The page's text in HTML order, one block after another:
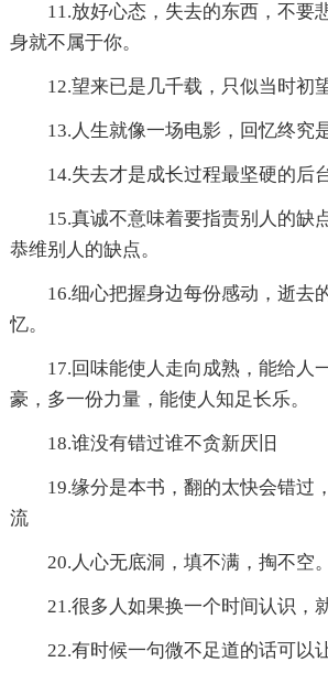
11.放好心态，失去的东西，不要
身就不属于你。
12.望来已是几千载，只似当时初
13.人生就像一场电影，回忆终究
14.失去才是成长过程最坚硬的后台
15.真诚不意味着要指责别人的缺
恭维别人的缺点。
16.细心把握身边每份感动，逝去
忆。
17.回味能使人走向成熟，能给人
豪，多一份力量，能使人知足长乐。
18.谁没有错过谁不贪新厌旧
19.缘分是本书，翻的太快会错过
流
20.人心无底洞，填不满，掏不空。
21.很多人如果换一个时间认识，
22.有时候一句微不足道的话可以